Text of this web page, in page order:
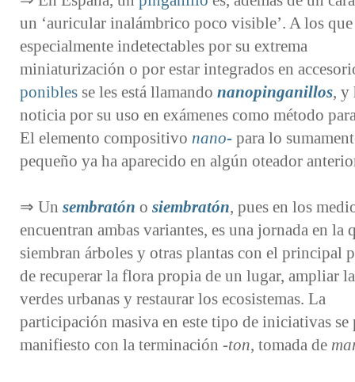
un ‘auricular inalámbrico poco visible’. A los
especialmente indetectables por su extrema
miniaturización o por estar integrados en
ponibles se les está llamando nanopinganillos, y
noticia por su uso en exámenes como método
El elemento compositivo nano- para lo
pequeño ya ha aparecido en algún oteador
⇒ Un sembratón o siembratón, pues en los
encuentran ambas variantes, es una jornada en la
siembran árboles y otras plantas con el principal
de recuperar la flora propia de un lugar, ampliar
verdes urbanas y restaurar los ecosistemas. La
participación masiva en este tipo de iniciativas se
manifiesto con la terminación -ton, tomada de